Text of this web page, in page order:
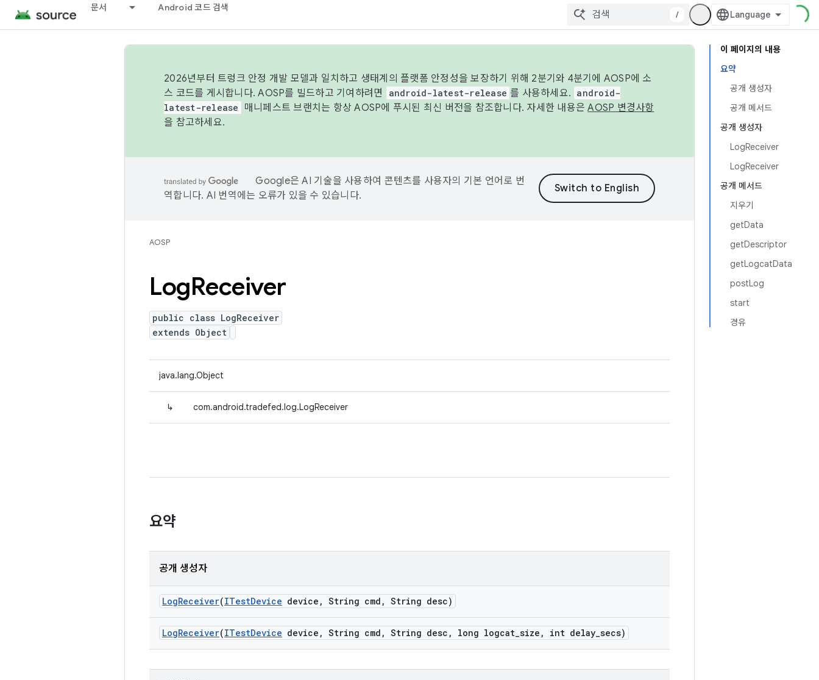
문서 Android 코드 검색
/
이 페이지의 내용
요약
공개 생성자
공개 메서드
공개 생성자
LogReceiver
LogReceiver
공개 메서드
지우기
getData
getDescriptor
getLogcatData
postLog
start
경유
2026년부터 트렁크 안정 개발 모델과 일치하고 생태계의 플랫폼 안정성을 보장하기 위해 2분기와 4분기에 AOSP에 소
스 코드를 게시합니다. AOSP를 빌드하고 기여하려면
android-latest-release 를 사용하세요. android-
latest-release
매니페스트 브랜치는 항상 AOSP에 푸시된 최신 버전을 참조합니다. 자세한 내용은AOSP 변경사항
을 참고하세요.
Google은 AI 기술을 사용하여 콘텐츠를 사용자의 기본 언어로 번
역합니다. AI 번역에는 오류가 있을 수 있습니다.
AOSP
LogReceiver
public class LogReceiver
extends Object
java.lang.Object
↳ com.android.tradefed.log.LogReceiver
요약
공개 생성자
LogReceiver(ITestDevice device , String cmd , String desc)
LogReceiver(ITestDevice device , String cmd , String desc , long logcat_size , int delay_secs)